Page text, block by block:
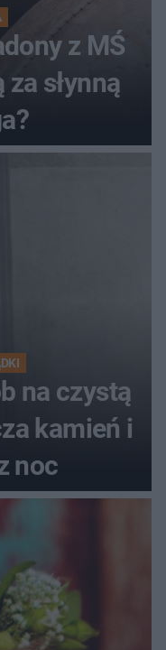
z MŚ
za słynną
na czystą
kamień i
noc